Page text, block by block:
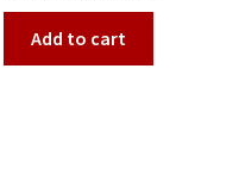
Add to cart